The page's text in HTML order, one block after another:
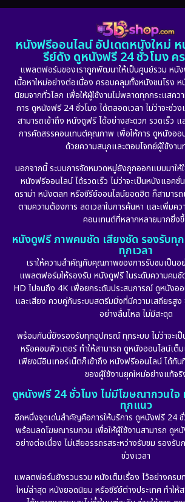
หนังฟรีออนไลน์ อัปเดตหนังใหม่ ห
รีย์ดัง ดูหนังฟรี 24 ชั่วโมง ค
แพลตฟอร์มของเราถูกพัฒนาให้เป็นศูนย์รวม หนั
เนื้อหาใหม่อย่างต่อเนื่อง ครอบคลุมทั้งหนังชนโรง
นิยมจากทั่วโลก เพื่อให้ผู้ใช้งานไม่พลาดทุกกระแสค
การ ดูหนังฟรี 24 ชั่วโมง ได้ตลอดเวลา ไม่ว่าจะช่ว
สามารถเข้าถึง หนังดูฟรี ได้อย่างสะดวก รวดเร็ว
การคัดสรรคอนเทนต์คุณภาพ เพื่อให้การ ดูหนังออ
ด้วยความสนุกและตอบโจทย์ผู้ใช้งา
นอกจากนี้ ระบบการจัดหมวดหมู่ยังถูกออกแบบมาให้
หนังฟรีออนไลน์ ได้รวดเร็ว ไม่ว่าจะเป็นหนังแอค
ดราม่า หนังตลก หรือซีรีย์ออนไลน์ยอดฮิต ก็สามาร
ตามความต้องการ ลดเวลาในการค้นหา และเพิ่มคว
คอนเทนต์ที่หลากหลายมากยิ่ง
หนังดูฟรี ภาพคมชัด เสียงชัด รองรับ
ทุกเวลา
เราให้ความสำคัญกับคุณภาพของการรับชมเป็น
แพลตฟอร์มให้รองรับ หนังดูฟรี ในระดับความคม
HD ไปจนถึง 4K เพื่อยกระดับประสบการณ์ ดูหนังอ
และเสียง ควบคู่กับระบบสตรีมมิ่งที่มีความเสถียรสูง
อย่างลื่นไหล ไม่มีสะดุด
พร้อมกันนี้ยังรองรับทุกอุปกรณ์ ทุกระบบ ไม่ว่าจะเ
หรือคอมพิวเตอร์ ทำให้สามารถ ดูหนังออนไลน์เต็ม
เพียงมีอินเทอร์เน็ตก็เข้าถึง หนังฟรีออนไลน์ ได้ทั
ของผู้ใช้งานยุคใหม่อย่างแท้จริ
ดูหนังฟรี 24 ชั่วโมง ไม่มีโฆษณากวนใจ
ทุกแนว
อีกหนึ่งจุดเด่นสำคัญคือการให้บริการ ดูหนังฟรี 24
พร้อมลดโฆษณารบกวน เพื่อให้ผู้ใช้งานสามารถ ดูห
อย่างต่อเนื่อง ไม่เสียอรรถรสระหว่างรับชม รองรับ
ช่วงเวลา
แพลตฟอร์มยังรวบรวม หนังเต็มเรื่อง ไว้อย่างครบ
ใหม่ล่าสุด หนังยอดนิยม หรือซีรีย์ต่างประเทศ ทำให้